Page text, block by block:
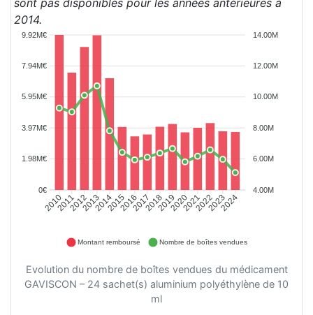
2014.
201020112012201320142015201620172018201920202021202220232024
14.00M
12.00M
10.00M
8.00M
6.00M
4.00M
9.92M€
7.94M€
5.95M€
3.97M€
1.98M€
0€
Montant remboursé Nombre de boîtes vendues
Evolution du nombre de boîtes vendues du médicament
GAVISCON – 24 sachet(s) aluminium polyéthylène de 10
ml